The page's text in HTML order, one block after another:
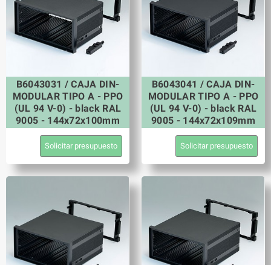
B6043031 / CAJA DIN-
MODULAR TIPO A - PPO
(UL 94 V-0) - black RAL
9005 - 144x72x100mm
Solicitar presupuesto
B6043041 / CAJA DIN-
MODULAR TIPO A - PPO
(UL 94 V-0) - black RAL
9005 - 144x72x109mm
Solicitar presupuesto